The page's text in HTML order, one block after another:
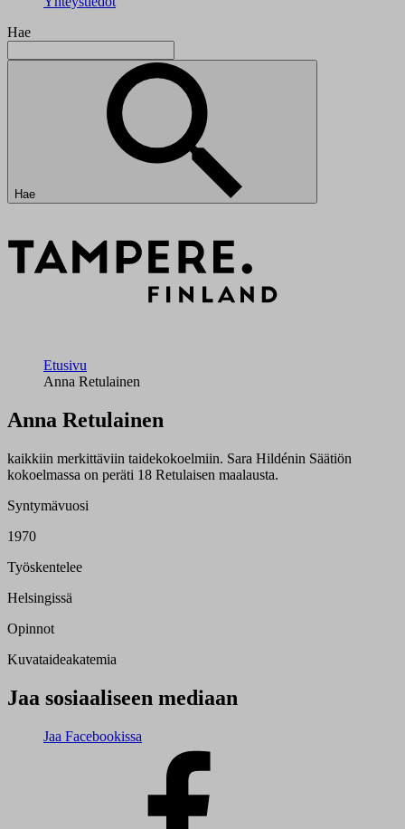
Hae
Hae
Etusivu
Anna Retulainen
Anna Retulainen
kaikkiin merkittäviin taidekokoelmiin. Sara Hildénin Säätiön
kokoelmassa on peräti 18 Retulaisen maalausta.
Syntymävuosi
1970
Työskentelee
Helsingissä
Opinnot
Kuvataideakatemia
Jaa sosiaaliseen mediaan
Jaa Facebookissa